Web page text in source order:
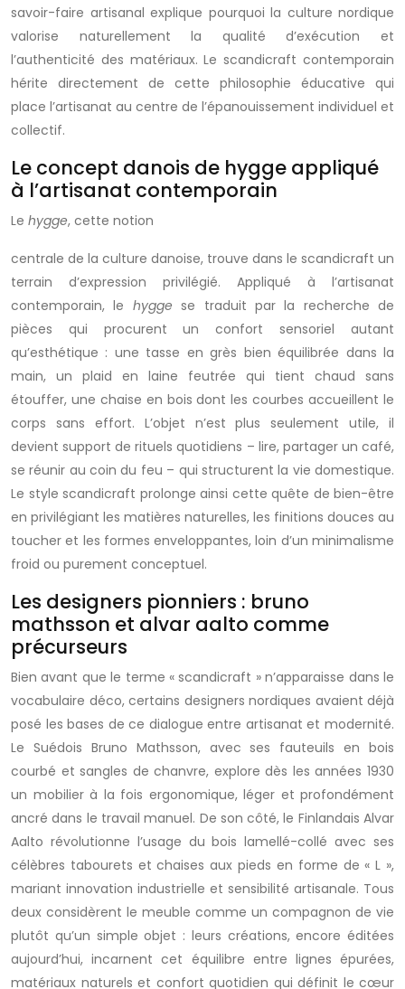
savoir-faire artisanal explique pourquoi la culture nordique
valorise naturellement la qualité d’exécution et
l’authenticité des matériaux. Le scandicraft contemporain
hérite directement de cette philosophie éducative qui
place l’artisanat au centre de l’épanouissement individuel et
collectif.
Le concept danois de hygge appliqué
à l’artisanat contemporain
Le hygge, cette notion
centrale de la culture danoise, trouve dans le scandicraft un
terrain d’expression privilégié. Appliqué à l’artisanat
contemporain, le hygge se traduit par la recherche de
pièces qui procurent un confort sensoriel autant
qu’esthétique : une tasse en grès bien équilibrée dans la
main, un plaid en laine feutrée qui tient chaud sans
étouffer, une chaise en bois dont les courbes accueillent le
corps sans effort. L’objet n’est plus seulement utile, il
devient support de rituels quotidiens – lire, partager un café,
se réunir au coin du feu – qui structurent la vie domestique.
Le style scandicraft prolonge ainsi cette quête de bien-être
en privilégiant les matières naturelles, les finitions douces au
toucher et les formes enveloppantes, loin d’un minimalisme
froid ou purement conceptuel.
Les designers pionniers : bruno
mathsson et alvar aalto comme
précurseurs
Bien avant que le terme « scandicraft » n’apparaisse dans le
vocabulaire déco, certains designers nordiques avaient déjà
posé les bases de ce dialogue entre artisanat et modernité.
Le Suédois Bruno Mathsson, avec ses fauteuils en bois
courbé et sangles de chanvre, explore dès les années 1930
un mobilier à la fois ergonomique, léger et profondément
ancré dans le travail manuel. De son côté, le Finlandais Alvar
Aalto révolutionne l’usage du bois lamellé-collé avec ses
célèbres tabourets et chaises aux pieds en forme de « L »,
mariant innovation industrielle et sensibilité artisanale. Tous
deux considèrent le meuble comme un compagnon de vie
plutôt qu’un simple objet : leurs créations, encore éditées
aujourd’hui, incarnent cet équilibre entre lignes épurées,
matériaux naturels et confort quotidien qui définit le cœur